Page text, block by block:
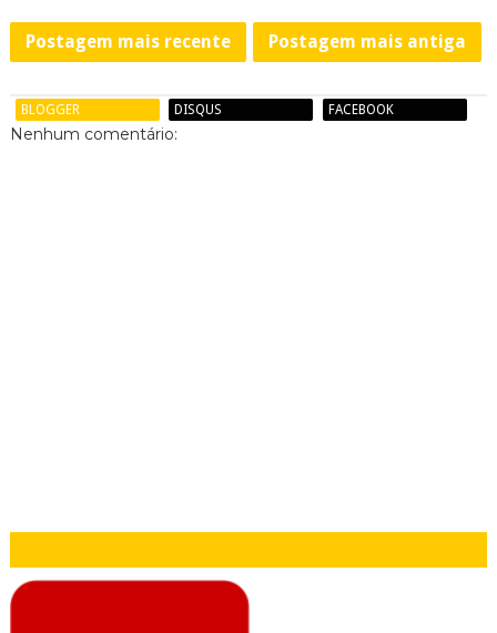
Postagem mais recente Postagem mais antiga
BLOGGER DISQUS FACEBOOK
Nenhum comentário: